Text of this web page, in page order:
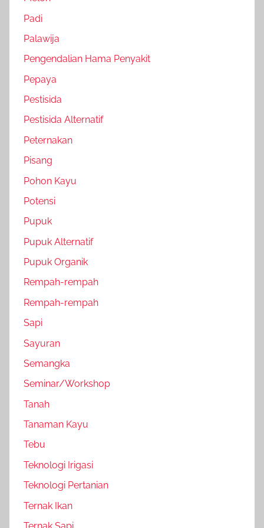
Padi
Palawija
Pengendalian Hama Penyakit
Pepaya
Pestisida
Pestisida Alternatif
Peternakan
Pisang
Pohon Kayu
Potensi
Pupuk
Pupuk Alternatif
Pupuk Organik
Rempah-rempah
Rempah-rempah
Sapi
Sayuran
Semangka
Seminar/Workshop
Tanah
Tanaman Kayu
Tebu
Teknologi Irigasi
Teknologi Pertanian
Ternak Ikan